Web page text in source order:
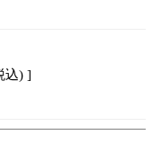
込) ]